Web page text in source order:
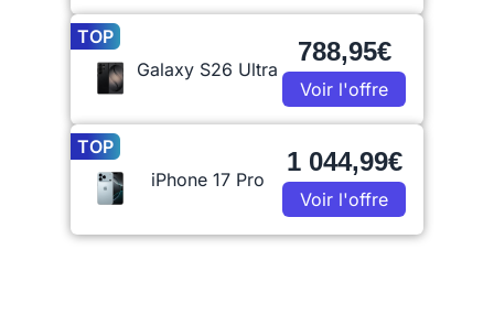
TOP
Galaxy S26 Ultra
788,95€
Voir l'offre
TOP
iPhone 17 Pro
1 044,99€
Voir l'offre